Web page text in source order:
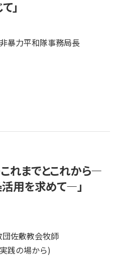
」
暴力平和隊事務局長
れまでとこれから―
用を求めて―」
佐敷教会牧師
践の場から)